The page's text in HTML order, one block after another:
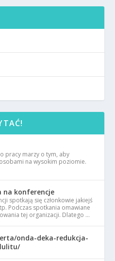
pracy marzy o tym, aby
na wysokim poziomie.
na konferencje
spotkają się członkowie jakiejś
Podczas spotkania omawiane
tej organizacji. Dlatego …
onda-deka-redukcja-